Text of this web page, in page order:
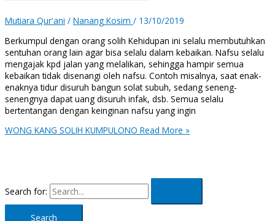
Mutiara Qur'ani / Nanang Kosim / 13/10/2019
Berkumpul dengan orang solih Kehidupan ini selalu membutuhkan
sentuhan orang lain agar bisa selalu dalam kebaikan. Nafsu selalu
mengajak kpd jalan yang melalikan, sehingga hampir semua
kebaikan tidak disenangi oleh nafsu. Contoh misalnya, saat enak-
enaknya tidur disuruh bangun solat subuh, sedang seneng-
senengnya dapat uang disuruh infak, dsb. Semua selalu
bertentangan dengan keinginan nafsu yang ingin
WONG KANG SOLIH KUMPULONO Read More »
Search for: